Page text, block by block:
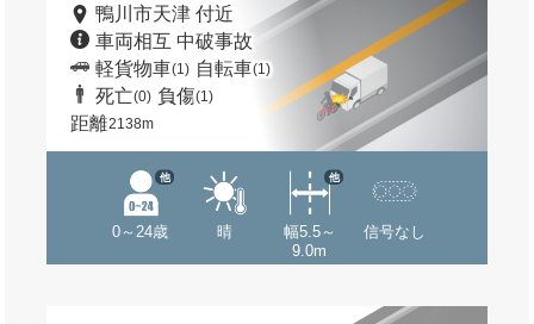
鴨川市天津 付近
車両相互 中破事故
軽貨物車(1) 自転車(1)
死亡(0) 負傷(1)
距離2138m
0～24歳
他
晴
幅5.5～
9.0m
他
信号なし